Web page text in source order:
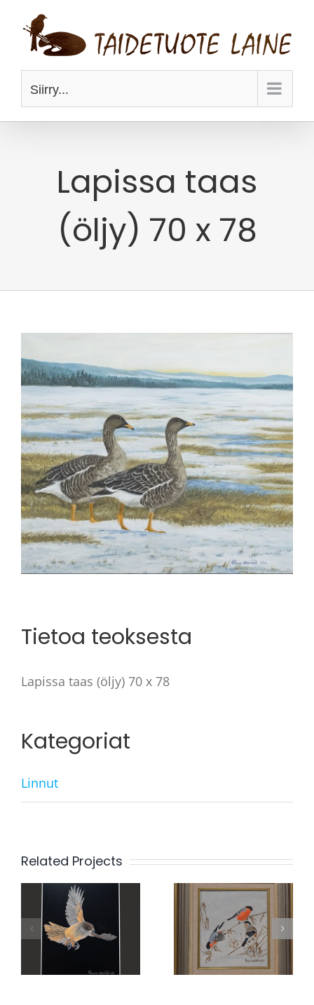
content
Siirry...
Lapissa taas
(öljy) 70 x 78
Larger
Image
Tietoa teoksesta
Lapissa taas (öljy) 70 x 78
Kategoriat
Linnut
Related Projects
Kumman
valitsen
Suopöllö